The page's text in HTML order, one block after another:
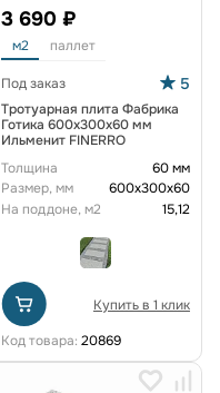
3 690 ₽
м2 паллет
Под заказ 5
Тротуарная плита Фабрика
Готика 600х300х60 мм
Ильменит FINERRO
Толщина
60 мм
Размер, мм
600х300х60
На поддоне, м2
15,12
Купить в 1 клик
Код товара: 20869